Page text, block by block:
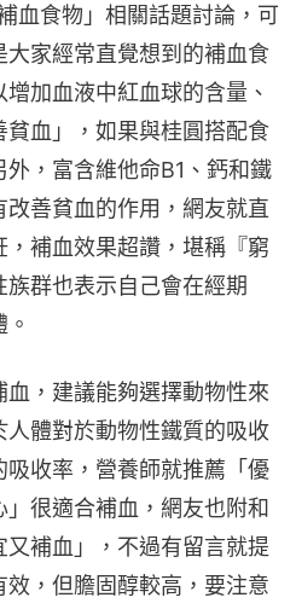
血食物」相關話題討論，可
家經常直覺想到的補血食
加血液中紅血球的含量、
血」，如果與桂圓搭配食
，富含維他命B1、鈣和鐵
善貧血的作用，網友就直
補血效果超讚，堪稱『窮
群也表示自己會在經期
，建議能夠選擇動物性來
體對於動物性鐵質的吸收
收率，營養師就推薦「優
很適合補血，網友也附和
補血」，不過有留言就提
，但膽固醇較高，要注意